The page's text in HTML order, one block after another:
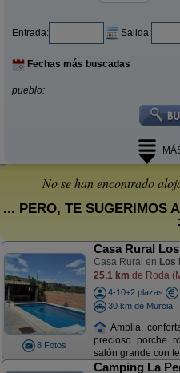
Entrada: Salida:
Fechas más buscadas
pueblo:
No se han encontrado
... PERO, TE SUGERIMOS
:
8 Fotos
Casa Rural
Casa Rural en Los
25,1 km de Roda
4-10+2 plazas
30 km de Murcia
Amplia,
precioso porche
salón grande con
Camping La